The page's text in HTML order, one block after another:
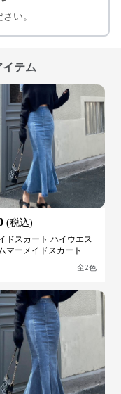
い。
テム
(税込)
ドスカート ハイウエス
マーメイドスカート
全2色